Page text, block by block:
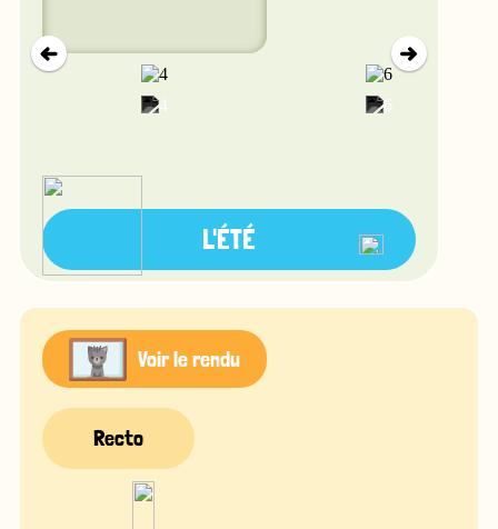
L'ÉTÉ
Voir le rendu